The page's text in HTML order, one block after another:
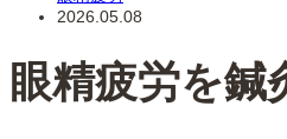
2026.05.08
眼精疲労を鍼